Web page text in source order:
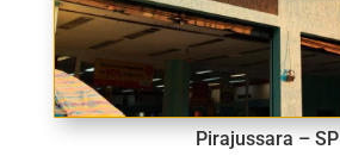
Pirajussara – SP